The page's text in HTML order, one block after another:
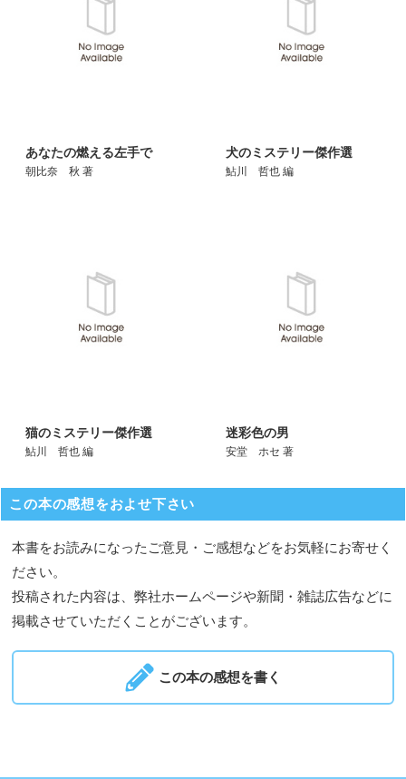
あなたの燃える左手で
朝比奈 秋 著
犬のミステリー傑作選
鮎川 哲也 編
猫のミステリー傑作選
鮎川 哲也 編
迷彩色の男
安堂 ホセ 著
この本の感想をおよせ下さい
本書をお読みになったご意見・ご感想などをお気軽にお寄せく
ださい。
投稿された内容は、弊社ホームページや新聞・雑誌広告などに
掲載させていただくことがございます。
この本の感想を書く